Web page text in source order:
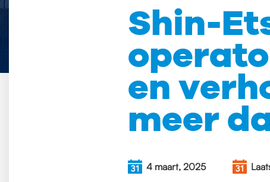
Shin-
en
meer
4 maart, 2025